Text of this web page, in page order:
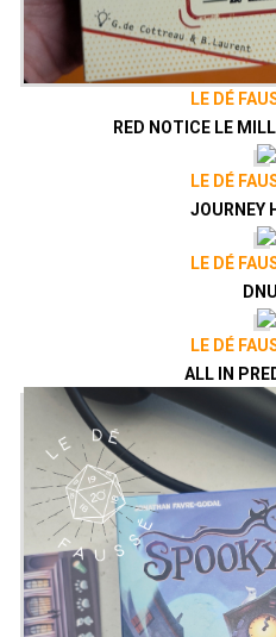
LE DÉ
RED NOTICE LE
LE DÉ
JOURNEY
LE DÉ
LE DÉ
ALL IN